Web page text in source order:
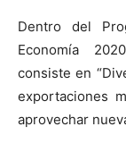
Dentro del
Economía
consiste en
exportaciones
aprovechar